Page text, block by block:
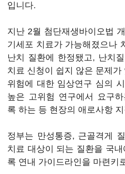
입니다.
지난 2월 첨단재생바이오법
기세포 치료가 가능해졌으나
난치 질환에 한정됐고, 난치
치료 신청이 쉽지 않은 문제
위험에 대한 임상연구 심의
높은 고위험 연구에서 요구
록 하는 등 현장의 애로사항
정부는 만성통증, 근골격게
치료 대상이 되는 질환을 국
록 연내 가이드라인을 마련키